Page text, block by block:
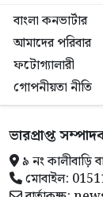
বাংলা কনভার্টার
আমাদের পরিবার
ফটোগ্যালারী
গোপনীয়তা নীতি
ভারপ্রাপ্ত
৯ নং
মোবাইল: